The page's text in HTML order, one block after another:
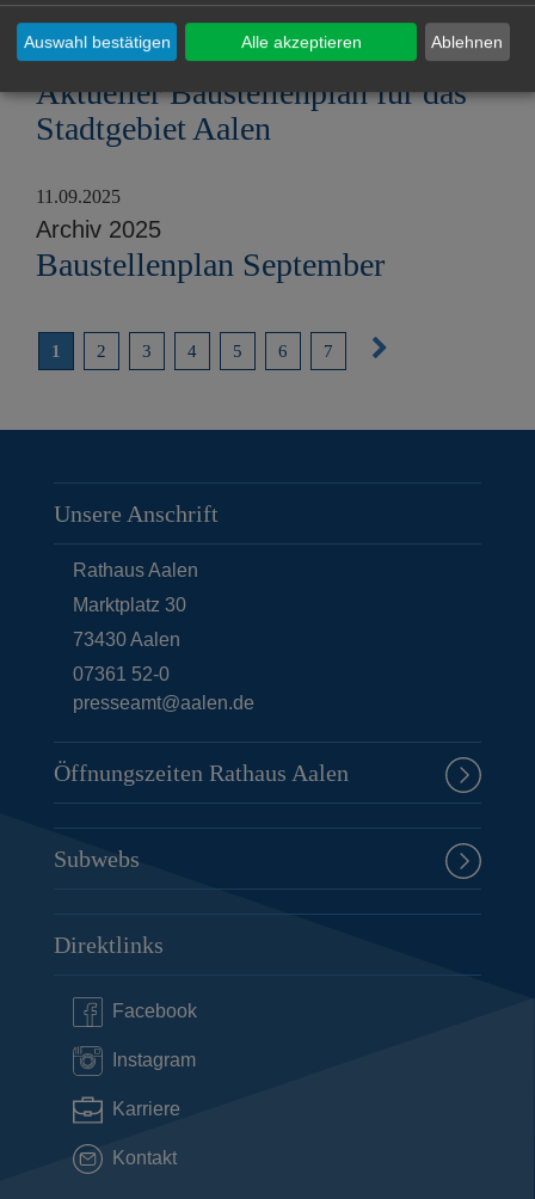
30.09.2025
Archiv 2025
Aktueller Baustellenplan für das
Stadtgebiet Aalen
11.09.2025
Archiv 2025
Baustellenplan September
1 2 3 4 5 6 7
s
e
Unsere Anschrift
Rathaus Aalen
Marktplatz 30
73430Aalen
07361 52-0
presseamt@aalen.de
Öffnungszeiten Rathaus Aalen
Subwebs
Direktlinks
Facebook
Instagram
Karriere
Kontakt
Ablehnen
Auswahl bestätigen Alle akzeptieren